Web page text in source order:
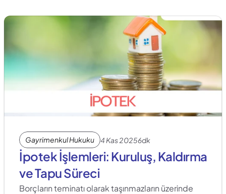
Gayrimenkul Hukuku 4 Kas 20256dk
İpotek İşlemleri: Kuruluş, Kaldırma
ve Tapu Süreci
Borçların teminatı olarak taşınmazların üzerinde